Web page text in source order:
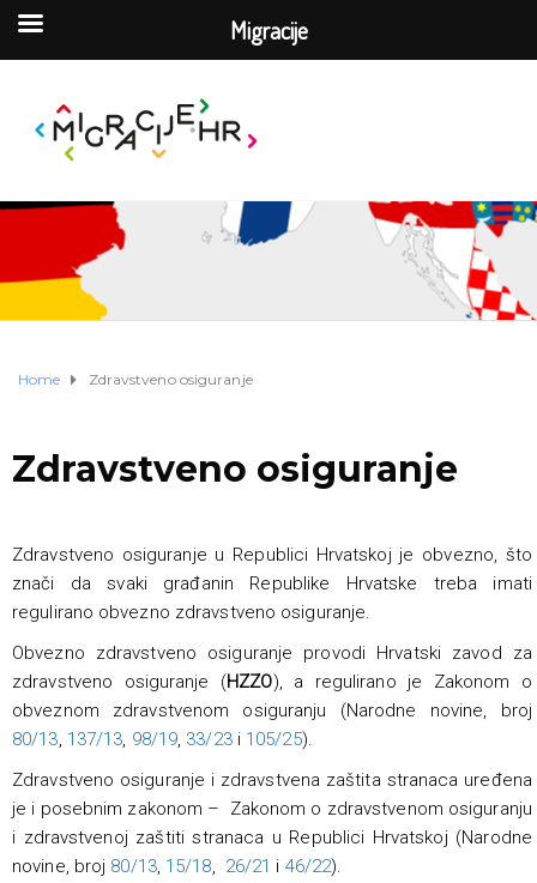
Home Zdravstveno osiguranje
Zdravstveno osiguranje
Zdravstveno osiguranje u Republici Hrvatskoj je obvezno, što
znači da svaki građanin Republike Hrvatske treba imati
regulirano obvezno zdravstveno osiguranje.
Obvezno zdravstveno osiguranje provodi Hrvatski zavod za
zdravstveno osiguranje (HZZO), a regulirano je Zakonom o
obveznom zdravstvenom osiguranju (Narodne novine, broj
80/13, 137/13, 98/19, 33/23i 105/25).
Zdravstveno osiguranje i zdravstvena zaštita stranaca uređena
je i posebnim zakonom – Zakonom o zdravstvenom osiguranju
i zdravstvenoj zaštiti stranaca u Republici Hrvatskoj (Narodne
novine, broj 80/13, 15/18, 26/21 i 46/22).
Migracije